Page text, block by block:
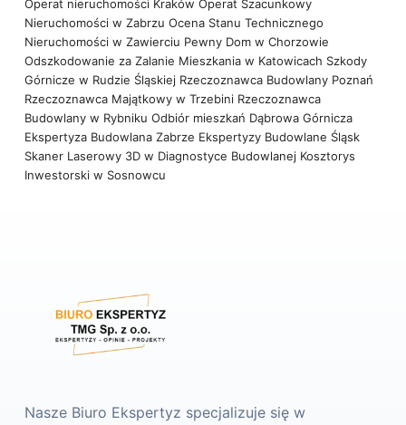
Operat nieruchomości Kraków Operat Szacunkowy
Nieruchomości w Zabrzu Ocena Stanu Technicznego
Nieruchomości w Zawierciu Pewny Dom w Chorzowie
Odszkodowanie za Zalanie Mieszkania w Katowicach Szkody
Górnicze w Rudzie Śląskiej Rzeczoznawca Budowlany Poznań
Rzeczoznawca Majątkowy w Trzebini Rzeczoznawca
Budowlany w Rybniku Odbiór mieszkań Dąbrowa Górnicza
Ekspertyza Budowlana Zabrze Ekspertyzy Budowlane Śląsk
Skaner Laserowy 3D w Diagnostyce Budowlanej Kosztorys
Inwestorski w Sosnowcu
Nasze Biuro Ekspertyz specjalizuje się w